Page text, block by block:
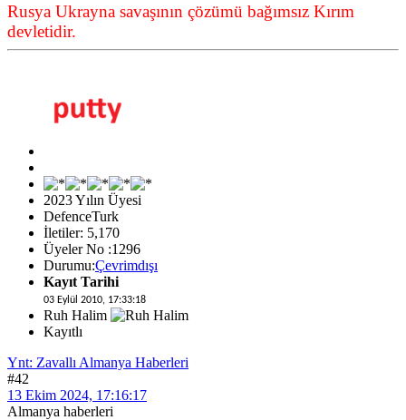
Rusya Ukrayna savaşının çözümü bağımsız Kırım
devletidir.
2023 Yılın Üyesi
DefenceTurk
İletiler: 5,170
Üyeler No :1296
Durumu:Çevrimdışı
Kayıt Tarihi
03 Eylül 2010, 17:33:18
Ruh Halim
Kayıtlı
Ynt: Zavallı Almanya Haberleri
#42
13 Ekim 2024, 17:16:17
Almanya haberleri